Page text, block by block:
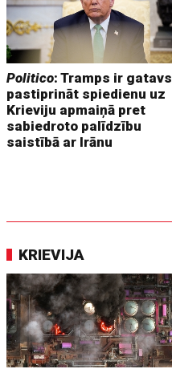
Politico: Tramps ir gatavs
pastiprināt spiedienu uz
Krieviju apmaiņā pret
sabiedroto palīdzību
saistībā ar Irānu
KRIEVIJA